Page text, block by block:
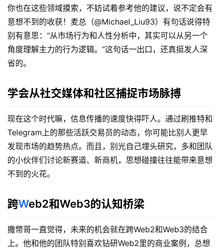
你也在这些领域摸索，不妨试着参考他的建议，说不定会有
意想不到的收获！麦总（@Michael_Liu93）有句话说得特
别有意思：“从市场行为和人性分析中，其实可以从另一个
角度理解主力的行为逻辑。”这句话一出口，还真挺发人深
省的。
学会从社交媒体和社区捕捉市场脉搏
现在这个时代嘛，信息传播的速度快得吓人。通过刷推特和
Telegram上的那些活跃交易员的动态，你可能比别人更早
发现市场的趋势热点。而且，别光自己埋头研究，多和团队
的小伙伴们讨论新赛道、新商机，思想碰撞往往能带来意想
不到的火花。
跨Web2和Web3的认知桥梁
撒幣哥一直觉得，未来的机会就在跨Web2和Web3的结合
上。他和他的团队特别喜欢钻研Web2里的商业案例，总想